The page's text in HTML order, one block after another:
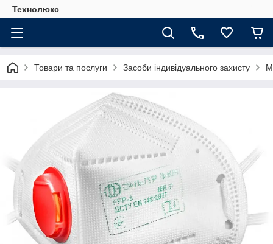
Технолюкс
Товари та послуги Засоби індивідуального захисту